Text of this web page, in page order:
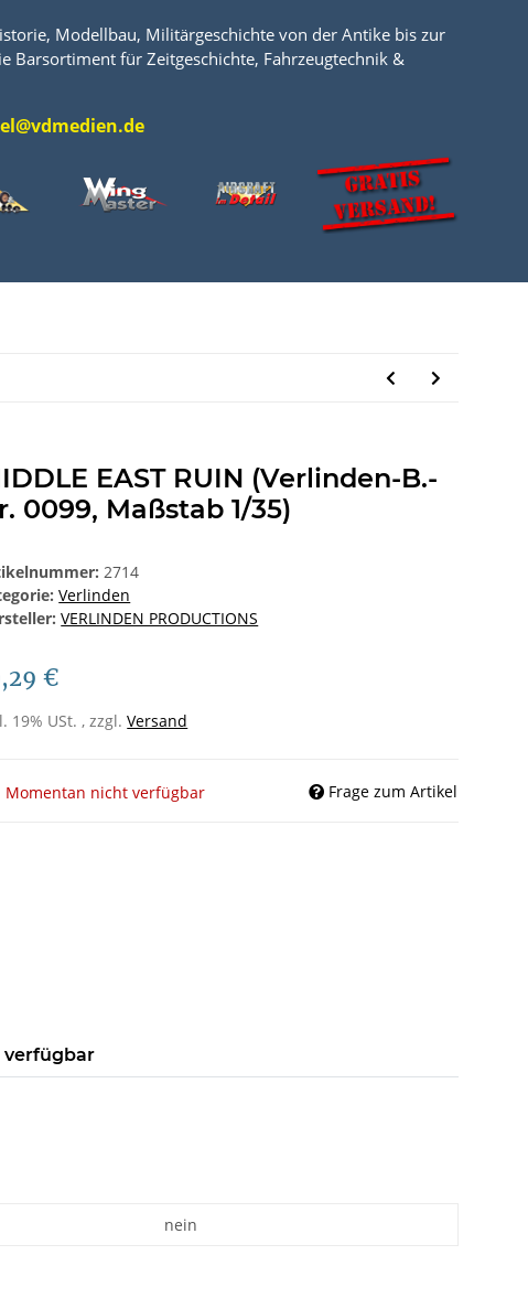
Modellbau, Militärgeschichte von der Antike bis zur
für Zeitgeschichte, Fahrzeugtechnik &
EAST RUIN (Verlinden-B.-
0099, Maßstab 1/35)
2714
Verlinden
VERLINDEN PRODUCTIONS
€
19% USt. , zzgl.Versand
Momentan nicht verfügbar Frage zum Artikel
verfügbar
nein